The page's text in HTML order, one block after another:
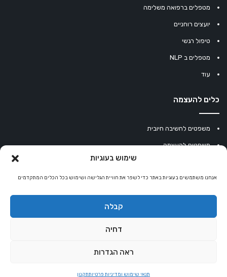
שימוש בעוגיות
אנחנו משתמשים בעוגיות באתר כדי לשפר את חוויית הגלישה ושימוש בכל הכלים המתקדמים
קבלה
דחיה
ראה הגדרות
תנאי שימוש ומדיניות פרטיותתקנון
מטפלים ברפואה משלימה
יועצים רוחניים
טיפול רגשי
מטפלים ב NLP
עוד
כלים להעצמה
משפטים לחשיבה חיובית
משפטים להעצמה
מחשבון נומרולוגיה
קריסטלים למזלות
© כל הזכויות שמורות 2026 |